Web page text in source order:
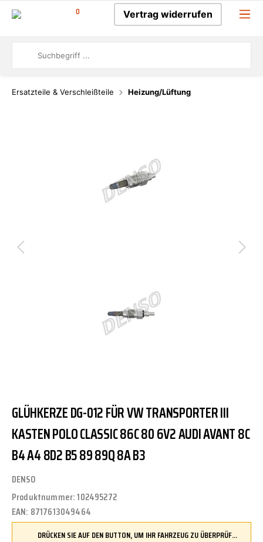
0 Vertrag widerrufen
Ersatzteile & Verschleißteile Heizung/Lüftung
GLÜHKERZE DG-012 FÜR VW TRANSPORTER III
KASTEN POLO CLASSIC 86C 80 6V2 AUDI AVANT 8C
B4 A4 8D2 B5 89 89Q 8A B3
DENSO
Produktnummer:102495272
EAN: 8717613049464
DRÜCKEN SIE AUF DEN BUTTON, UM IHR FAHRZEUG ZU ÜBERPRÜFEN UND SICHERZUSTELLEN, DASS DIESES TEIL KOMPATIBEL IST, BEVOR SIE ES BESTELLEN